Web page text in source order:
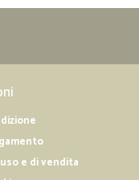
e di vendita